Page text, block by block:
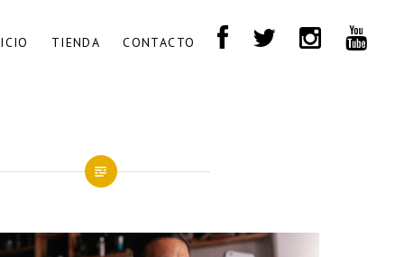
TIENDA CONTACTO